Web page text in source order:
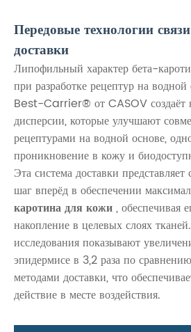
Передовые технологии
доставки
Липофильный характер бета-
при разработке рецептур на
Best-Carrier® от CASOV создаёт
дисперсии, которые улучшают
рецептурами на водной основе,
проникновение в кожу и
Эта система доставки
шаг вперёд в обеспечении
каротина для кожи, обеспечивая
накопление в целевых слоях
исследования показывают
эпидермисе в 3,2 раза по
методами доставки, что
действие в месте воздействия.